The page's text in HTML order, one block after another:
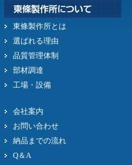
東條製作所とは
選ばれる理由
品質管理体制
部材調達
工場・設備
会社案内
お問い合わせ
納品までの流れ
Q＆A